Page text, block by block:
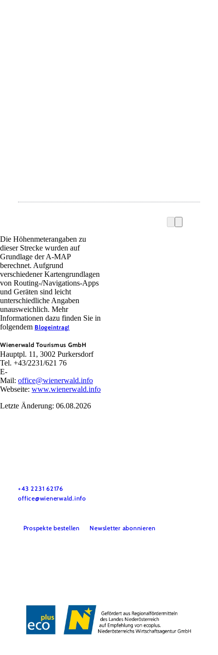
Die Höhenmeterangaben zu
dieser Strecke wurden auf
Grundlage der A-MAP
berechnet. Aufgrund
verschiedener Kartengrundlagen
von Routing-/Navigations-Apps
und Geräten sind leicht
unterschiedliche Angaben
unausweichlich. Mehr
Informationen dazu finden Sie in
folgendem Blogeintrag!
Wienerwald Tourismus GmbH
Hauptpl. 11, 3002 Purkersdorf
Tel. +43/2231/621 76
E-
Mail: office@wienerwald.info
Webseite: www.wienerwald.info
Letzte Änderung: 06.08.2026
+43 2231 62176
office@wienerwald.info
Prospekte bestellen Newsletter abonnieren